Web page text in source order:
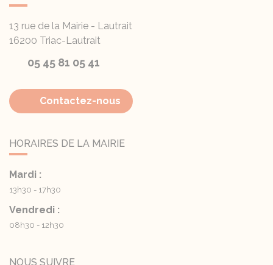
13 rue de la Mairie - Lautrait
16200 Triac-Lautrait
05 45 81 05 41
Contactez-nous
HORAIRES DE LA MAIRIE
Mardi :
13h30 - 17h30
Vendredi :
08h30 - 12h30
NOUS SUIVRE